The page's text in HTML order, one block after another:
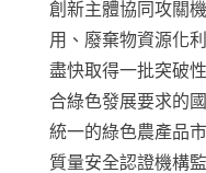
創新主體協同攻關
用、廢棄物資源化
盡快取得一批突破
合綠色發展要求的
統一的綠色農產品
質量安全認證機構